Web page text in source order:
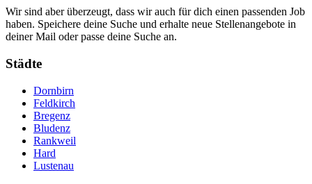
Wir sind aber überzeugt, dass wir auch für dich einen passenden Job
haben. Speichere deine Suche und erhalte neue Stellenangebote in
deiner Mail oder passe deine Suche an.
Städte
Dornbirn
Feldkirch
Bregenz
Bludenz
Rankweil
Hard
Lustenau